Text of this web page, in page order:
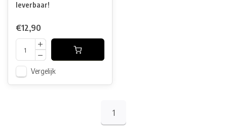
leverbaar!
€12,90
Vergelijk
1